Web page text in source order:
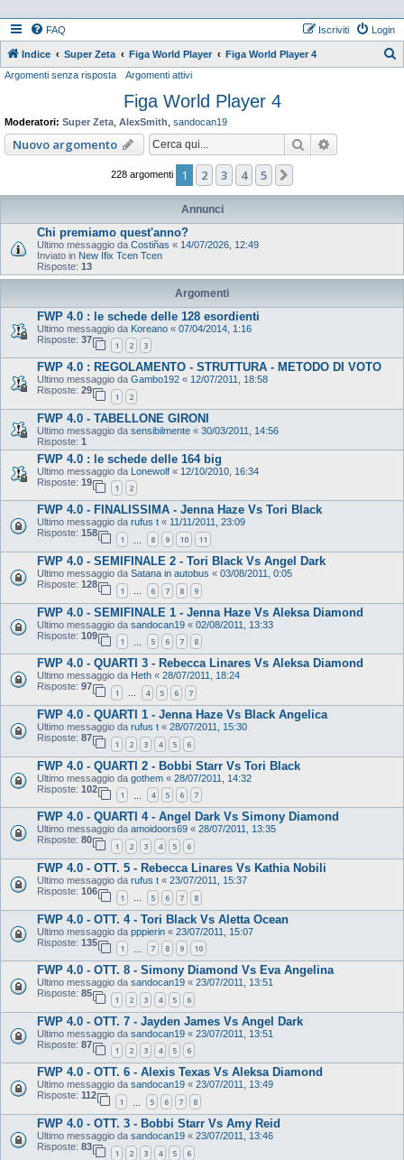
FAQ Login
Iscriviti
Indice Super Zeta Figa World Player Figa World Player 4
Argomenti senza risposta Argomenti attivi
Figa World Player 4
Moderatori: Super Zeta AlexSmith sandocan19
Nuovo argomento Cerca
228 argomenti 1 2 3 4 5
Annunci
Chi premiamo quest'anno?
Ultimo messaggio da Costiñas « 14/07/2026, 12:49
Inviato in New Ifix Tcen Tcen
Risposte: 13
Argomenti
FWP 4.0 : le schede delle 128 esordienti
Ultimo messaggio da Koreano « 07/04/2014, 1:16
Risposte: 37
1 2 3
FWP 4.0 : REGOLAMENTO - STRUTTURA - METODO DI VOTO
Ultimo messaggio da Gambo192 « 12/07/2011, 18:58
Risposte: 29
1 2
FWP 4.0 - TABELLONE GIRONI
Ultimo messaggio da sensibilmente « 30/03/2011, 14:56
Risposte: 1
FWP 4.0 : le schede delle 164 big
Ultimo messaggio da Lonewolf « 12/10/2010, 16:34
Risposte: 19
1 2
FWP 4.0 - FINALISSIMA - Jenna Haze Vs Tori Black
Ultimo messaggio da rufus t « 11/11/2011, 23:09
Risposte: 158
1 8 9 10 11
FWP 4.0 - SEMIFINALE 2 - Tori Black Vs Angel Dark
Ultimo messaggio da Satana in autobus « 03/08/2011, 0:05
Risposte: 128
1 … 6 7 8 9
FWP 4.0 - SEMIFINALE 1 - Jenna Haze Vs Aleksa Diamond
Ultimo messaggio da sandocan19 « 02/08/2011, 13:33
Risposte: 109
1 5 6 7 8
FWP 4.0 - QUARTI 3 - Rebecca Linares Vs Aleksa Diamond
Ultimo messaggio da Heth « 28/07/2011, 18:24
Risposte: 97
1 … 4 5 6 7
FWP 4.0 - QUARTI 1 - Jenna Haze Vs Black Angelica
Ultimo messaggio da rufus t « 28/07/2011, 15:30
Risposte: 87
1 2 3 4 5 6
FWP 4.0 - QUARTI 2 - Bobbi Starr Vs Tori Black
Ultimo messaggio da gothem « 28/07/2011, 14:32
Risposte: 102
1 4 5 6 7
FWP 4.0 - QUARTI 4 - Angel Dark Vs Simony Diamond
Ultimo messaggio da amoidoors69 « 28/07/2011, 13:35
Risposte: 80
1 2 3 4 5 6
FWP 4.0 - OTT. 5 - Rebecca Linares Vs Kathia Nobili
Ultimo messaggio da rufus t « 23/07/2011, 15:37
Risposte: 106
1 … 5 6 7 8
FWP 4.0 - OTT. 4 - Tori Black Vs Aletta Ocean
Ultimo messaggio da pppierin « 23/07/2011, 15:07
Risposte: 135
1 7 8 9 10
FWP 4.0 - OTT. 8 - Simony Diamond Vs Eva Angelina
Ultimo messaggio da sandocan19 « 23/07/2011, 13:51
Risposte: 85
1 2 3 4 5 6
FWP 4.0 - OTT. 7 - Jayden James Vs Angel Dark
Ultimo messaggio da sandocan19 « 23/07/2011, 13:51
Risposte: 87
1 2 3 4 5 6
FWP 4.0 - OTT. 6 - Alexis Texas Vs Aleksa Diamond
Ultimo messaggio da sandocan19 « 23/07/2011, 13:49
Risposte: 112
1 5 6 7 8
FWP 4.0 - OTT. 3 - Bobbi Starr Vs Amy Reid
Ultimo messaggio da sandocan19 « 23/07/2011, 13:46
Risposte: 83
1 2 3 4 5 6